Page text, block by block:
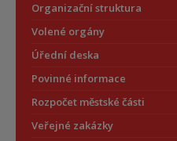
Organizační struktura
Volené orgány
Úřední deska
Povinné informace
Rozpočet městské části
Veřejné zakázky